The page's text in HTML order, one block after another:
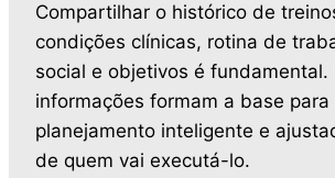
Compartilhar o histórico de
condições clínicas, rotina de
social e objetivos é fundamental.
informações formam a base para
planejamento inteligente e
de quem vai executá-lo.